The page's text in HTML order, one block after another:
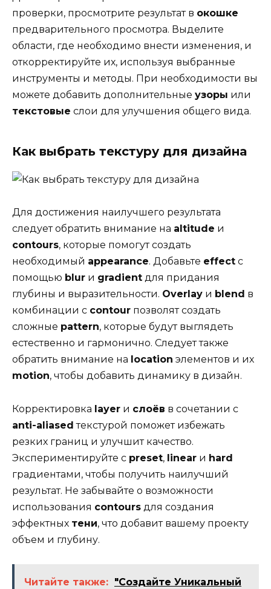
проверки, просмотрите результат в окошке
предварительного просмотра. Выделите
области, где необходимо внести изменения, и
откорректируйте их, используя выбранные
инструменты и методы. При необходимости вы
можете добавить дополнительные узоры или
текстовые слои для улучшения общего вида.
Как выбрать текстуру для дизайна
Для достижения наилучшего результата
следует обратить внимание на altitude и
contours, которые помогут создать
необходимый appearance. Добавьте effect с
помощью blur и gradient для придания
глубины и выразительности. Overlay и blend в
комбинации с contour позволят создать
сложные pattern, которые будут выглядеть
естественно и гармонично. Следует также
обратить внимание на location элементов и их
motion, чтобы добавить динамику в дизайн.
Корректировка layer и слоёв в сочетании с
anti-aliased текстурой поможет избежать
резких границ и улучшит качество.
Экспериментируйте с preset, linear и hard
градиентами, чтобы получить наилучший
результат. Не забывайте о возможности
использования contours для создания
эффектных тени, что добавит вашему проекту
объем и глубину.
Читайте также: "Создайте Уникальный